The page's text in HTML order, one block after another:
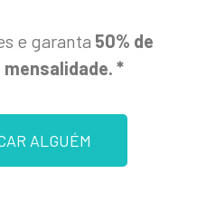
e garanta 50% de
*
ALGUÉM